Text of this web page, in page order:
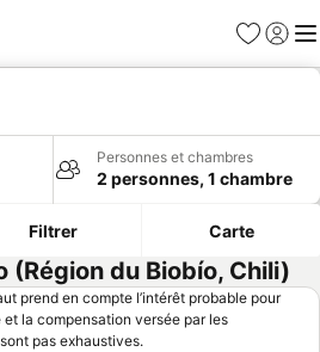
Favoris
Se
Personnes et chambres
2 personnes, 1 chambre
Filtrer Carte
(Région du Biobío, Chili)
prend en compte l’intérêt probable pour
et la compensation versée par les
pas exhaustives.